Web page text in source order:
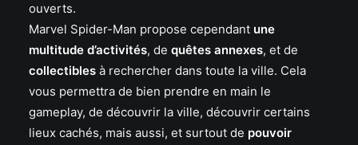
ouverts.
Marvel Spider-Man propose cependant une
multitude d’activités, de quêtes annexes, et de
collectibles à rechercher dans toute la ville. Cela
vous permettra de bien prendre en main le
gameplay, de découvrir la ville, découvrir certains
lieux cachés, mais aussi, et surtout de pouvoir